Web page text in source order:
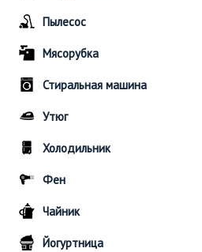
Пылесос
Мясорубка
Стиральная машина
Утюг
Холодильник
Фен
Чайник
Йогуртница